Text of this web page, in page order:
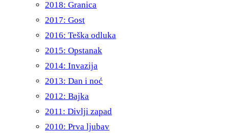
2018: Granica
2017: Gost
2016: Teška odluka
2015: Opstanak
2014: Invazija
2013: Dan i noć
2012: Bajka
2011: Divlji zapad
2010: Prva ljubav